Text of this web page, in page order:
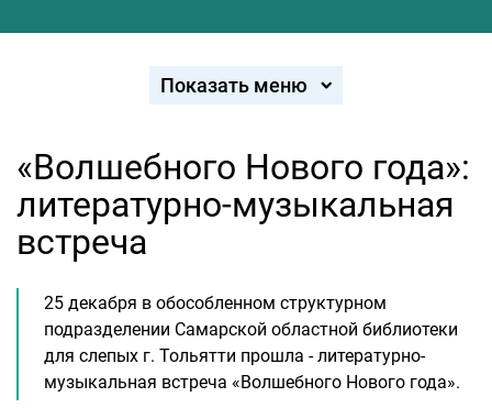
Показать меню
«Волшебного Нового года»:
литературно-музыкальная
встреча
25 декабря в обособленном структурном
подразделении Самарской областной библиотеки
для слепых г. Тольятти прошла - литературно-
музыкальная встреча «Волшебного Нового года».